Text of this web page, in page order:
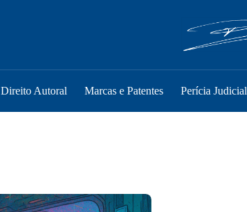
Direito Autoral Marcas e Patentes Perícia Judicial